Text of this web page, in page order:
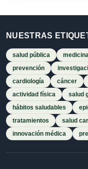
NUESTRAS
salud pública
prevención
cardiología
cáncer
actividad física
salud
hábitos saludables
tratamientos
salud
innovación médica